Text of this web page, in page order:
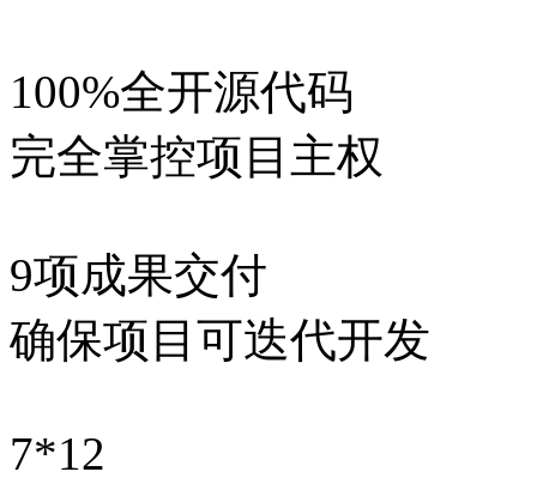
100%全开源代码
完全掌控项目主权
9项成果交付
确保项目可迭代开发
7*12